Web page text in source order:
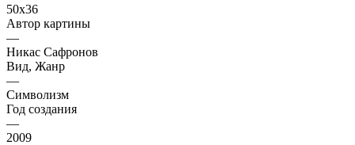
50х36
Автор картины
—
Никас Сафронов
Вид, Жанр
—
Символизм
Год создания
—
2009